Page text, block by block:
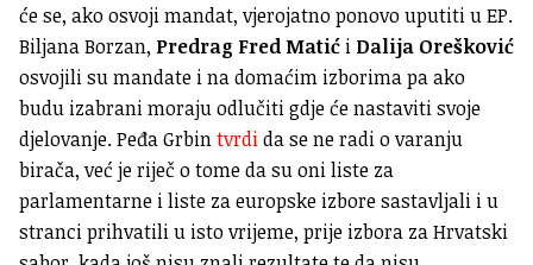
će se, ako osvoji mandat, vjerojatno ponovo uputiti u EP.
Biljana Borzan, Predrag Fred Matić i Dalija Orešković
osvojili su mandate i na domaćim izborima pa ako
budu izabrani moraju odlučiti gdje će nastaviti svoje
djelovanje. Peđa Grbintvrdida se ne radi o varanju
birača, već je riječ o tome da su oni liste za
parlamentarne i liste za europske izbore sastavljali i u
stranci prihvatili u isto vrijeme, prije izbora za Hrvatski